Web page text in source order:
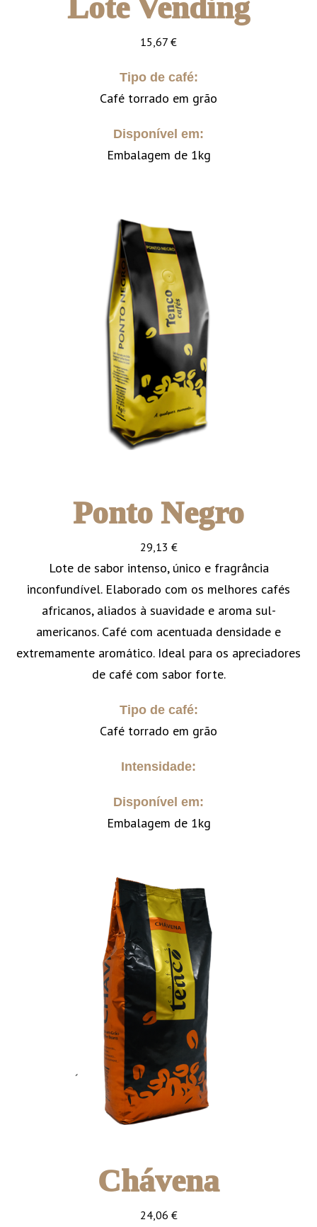
Lote Vending
15,67 €
Tipo de café:
Café torrado em grão
Disponível em:
Embalagem de 1kg
Ponto Negro
29,13 €
Lote de sabor intenso, único e fragrância
inconfundível. Elaborado com os melhores cafés
africanos, aliados à suavidade e aroma sul-
americanos. Café com acentuada densidade e
extremamente aromático. Ideal para os apreciadores
de café com sabor forte.
Tipo de café:
Café torrado em grão
Intensidade:
Disponível em:
Embalagem de 1kg
Chávena
24,06 €